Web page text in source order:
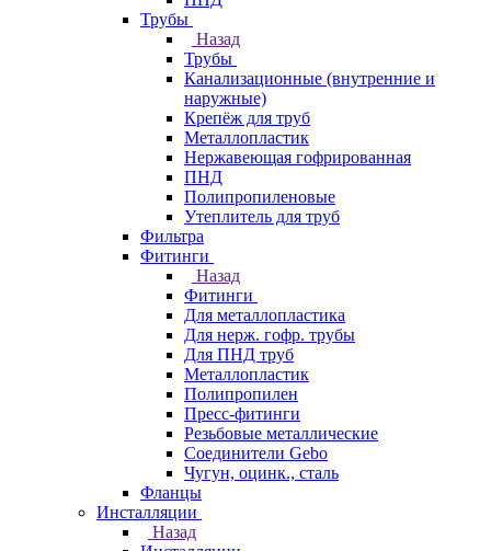
Трубы
Назад
Трубы
Канализационные (внутренние и
наружные)
Крепёж для труб
Металлопластик
Нержавеющая гофрированная
ПНД
Полипропиленовые
Утеплитель для труб
Фильтра
Фитинги
Назад
Фитинги
Для металлопластика
Для нерж. гофр. трубы
Для ПНД труб
Металлопластик
Полипропилен
Пресс-фитинги
Резьбовые металлические
Соединители Gebo
Чугун, оцинк., сталь
Фланцы
Инсталляции
Назад